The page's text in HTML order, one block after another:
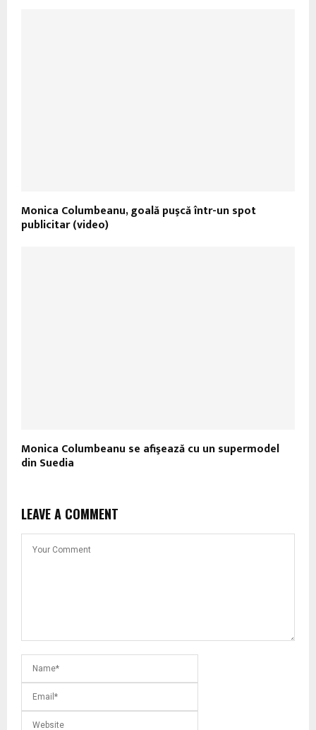
Monica Columbeanu, goală puşcă într-un spot
publicitar (video)
Monica Columbeanu se afişează cu un supermodel
din Suedia
LEAVE A COMMENT